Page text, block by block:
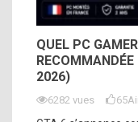
QUEL PC
2026)
6282 vues 65